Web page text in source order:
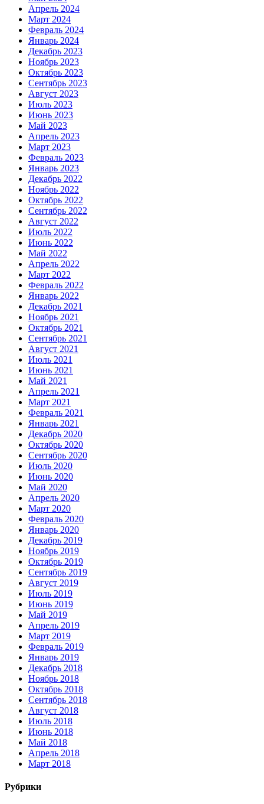
Апрель 2024
Март 2024
Февраль 2024
Январь 2024
Декабрь 2023
Ноябрь 2023
Октябрь 2023
Сентябрь 2023
Август 2023
Июль 2023
Июнь 2023
Май 2023
Апрель 2023
Март 2023
Февраль 2023
Январь 2023
Декабрь 2022
Ноябрь 2022
Октябрь 2022
Сентябрь 2022
Август 2022
Июль 2022
Июнь 2022
Май 2022
Апрель 2022
Март 2022
Февраль 2022
Январь 2022
Декабрь 2021
Ноябрь 2021
Октябрь 2021
Сентябрь 2021
Август 2021
Июль 2021
Июнь 2021
Май 2021
Апрель 2021
Март 2021
Февраль 2021
Январь 2021
Декабрь 2020
Октябрь 2020
Сентябрь 2020
Июль 2020
Июнь 2020
Май 2020
Апрель 2020
Март 2020
Февраль 2020
Январь 2020
Декабрь 2019
Ноябрь 2019
Октябрь 2019
Сентябрь 2019
Август 2019
Июль 2019
Июнь 2019
Май 2019
Апрель 2019
Март 2019
Февраль 2019
Январь 2019
Декабрь 2018
Ноябрь 2018
Октябрь 2018
Сентябрь 2018
Август 2018
Июль 2018
Июнь 2018
Май 2018
Апрель 2018
Март 2018
Рубрики